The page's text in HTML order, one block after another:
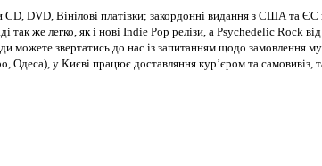
DVD, Вінілові платівки; закордонні видання з США та ЄС
так же легко, як і нові Indie Pop релізи, а Psychedelic Rock
звертатись до нас із запитанням щодо замовлення
Одеса), у Києві працює доставляння кур’єром та